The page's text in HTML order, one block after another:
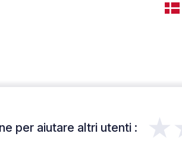
per aiutare altri utenti :